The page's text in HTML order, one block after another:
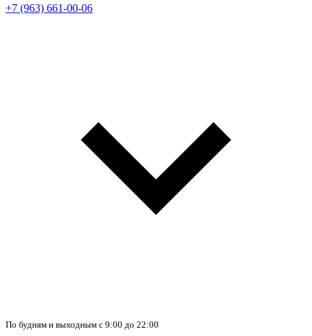
+7 (963) 661-00-06
По будням и выходным с 9:00 до 22:00